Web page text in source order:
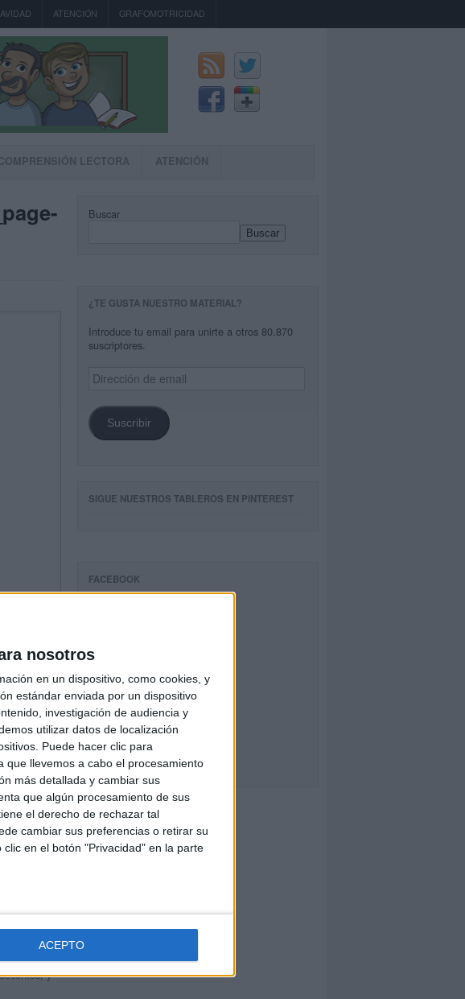
nosotros
en un dispositivo, como cookies, y
estándar enviada por un dispositivo
investigación de audiencia y
utilizar datos de localización
Puede hacer clic para
que llevemos a cabo el procesamiento
más detallada y cambiar sus
que algún procesamiento de sus
el derecho de rechazar tal
cambiar sus preferencias o retirar su
en el botón "Privacidad" en la parte
ACEPTO
ATENCIÓN GRAFOMOTRICIDAD
LECTORA ATENCIÓN
y
y
Buscar
Buscar
¿TE GUSTA NUESTRO MATERIAL?
Introduce tu email para unirte a otros 80.870
suscriptores.
Dirección
de
Suscribir
SIGUE NUESTROS TABLEROS EN PINTEREST
FACEBOOK